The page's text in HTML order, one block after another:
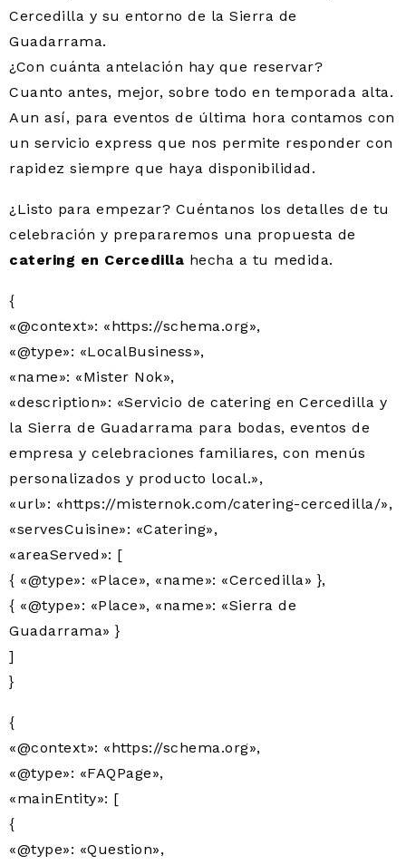
Cercedilla y su entorno de la Sierra de
Guadarrama.
¿Con cuánta antelación hay que reservar?
Cuanto antes, mejor, sobre todo en temporada alta.
Aun así, para eventos de última hora contamos con
un servicio express que nos permite responder con
rapidez siempre que haya disponibilidad.
¿Listo para empezar? Cuéntanos los detalles de tu
celebración y prepararemos una propuesta de
catering en Cercedilla hecha a tu medida.
{
«@context»: «https://schema.org»,
«@type»: «LocalBusiness»,
«name»: «Mister Nok»,
«description»: «Servicio de catering en Cercedilla y
la Sierra de Guadarrama para bodas, eventos de
empresa y celebraciones familiares, con menús
personalizados y producto local.»,
«url»: «https://misternok.com/catering-cercedilla/»,
«servesCuisine»: «Catering»,
«areaServed»: [
{ «@type»: «Place», «name»: «Cercedilla» },
{ «@type»: «Place», «name»: «Sierra de
Guadarrama» }
]
}
{
«@context»: «https://schema.org»,
«@type»: «FAQPage»,
«mainEntity»: [
{
«@type»: «Question»,